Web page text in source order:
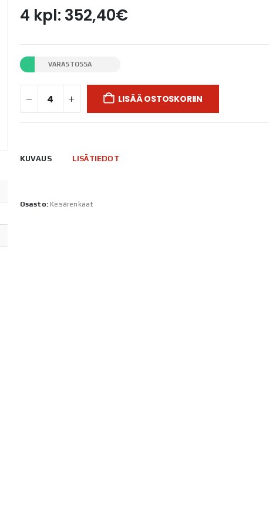
4 kpl: 352,40€
VARASTOSSA
LISÄÄ OSTOSKORIIN
KUVAUS LISÄTIEDOT
Osasto: Kesärenkaat